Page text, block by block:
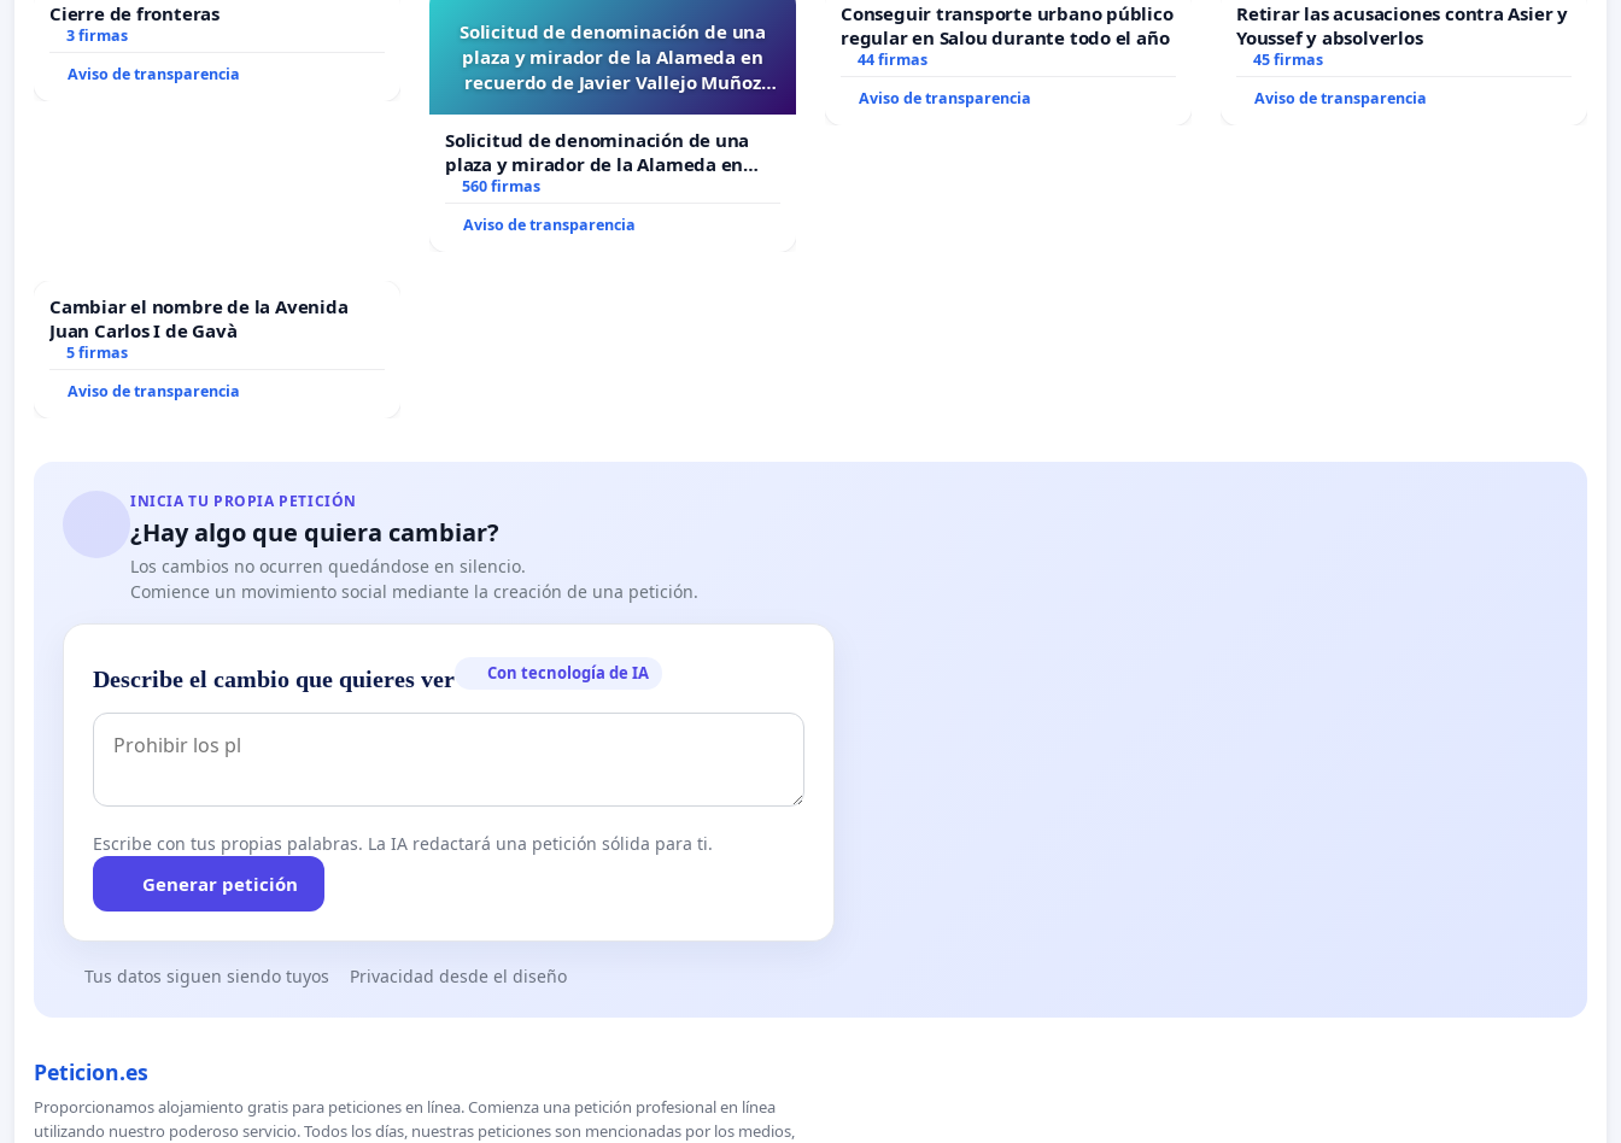
Cierre de fronteras
3 firmas
Aviso de transparencia
Solicitud de denominación de una
plaza y mirador de la Alameda en
recuerdo de Javier Vallejo Muñoz
Solicitud de denominación de una
plaza y mirador de la Alameda en
recuerdo de Javier Vallejo Muñoz
“Mazinger”
560 firmas
Aviso de transparencia
Conseguir transporte urbano público
regular en Salou durante todo el año
44 firmas
Aviso de transparencia
Retirar las acusaciones contra Asier y
Youssef y absolverlos
45 firmas
Aviso de transparencia
Cambiar el nombre de la Avenida
Juan Carlos I de Gavà
5 firmas
Aviso de transparencia
INICIA TU PROPIA PETICIÓN
¿Hay algo que quiera cambiar?
Los cambios no ocurren quedándose en silencio.
Comience un movimiento social mediante la creación de una petición.
Describe el cambio que quieres ver Con tecnología de IA
Escribe con tus propias palabras. La IA redactará una petición sólida para ti.
Generar petición
Tus datos siguen siendo tuyos Privacidad desde el diseño
Peticion.es
Proporcionamos alojamiento gratis para peticiones en línea. Comienza una petición profesional en línea
utilizando nuestro poderoso servicio. Todos los días, nuestras peticiones son mencionadas por los medios,